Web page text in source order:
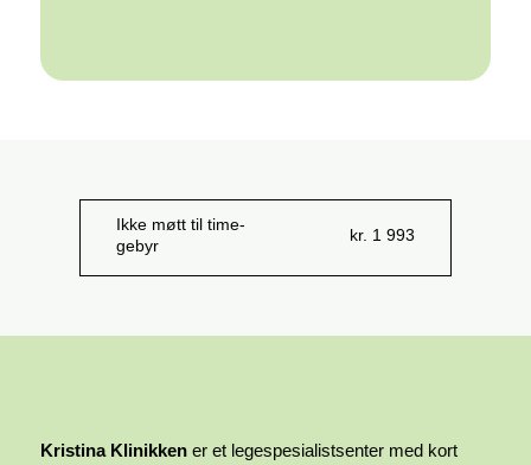
Ikke møtt til time-
gebyr
kr. 1 993
Kristina Klinikkener et legespesialistsenter med kort